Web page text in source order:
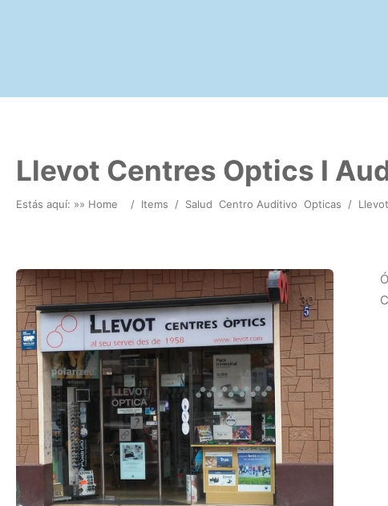
Llevot Centres Optics I
Estás aquí: »» Home / Items / Salud Centro Auditivo Opticas /